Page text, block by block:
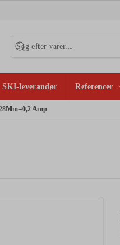
SKI-leverandør Referencer
Amp